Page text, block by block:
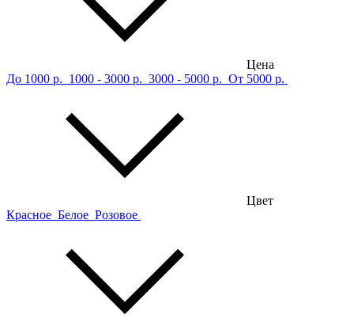
Цена
До 1000 р. 1000 - 3000 р. 3000 - 5000 р. От 5000 р.
Цвет
Красное Белое Розовое